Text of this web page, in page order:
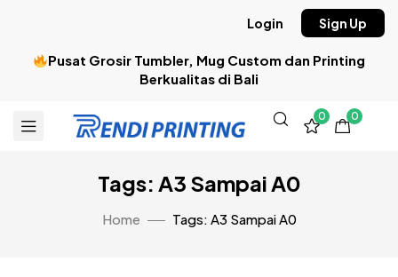
Pusat Grosir Tumbler, Mug Custom dan Printing
Berkualitas di Bali
Login Sign Up
0 0
Tags: A3 Sampai A0
Home Tags: A3 Sampai A0